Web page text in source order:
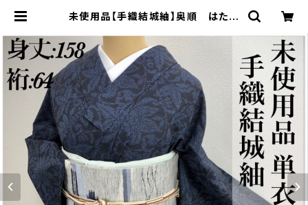
未使用品【手織結城紬】奥順 はたお
s181 | 着物 夢美月